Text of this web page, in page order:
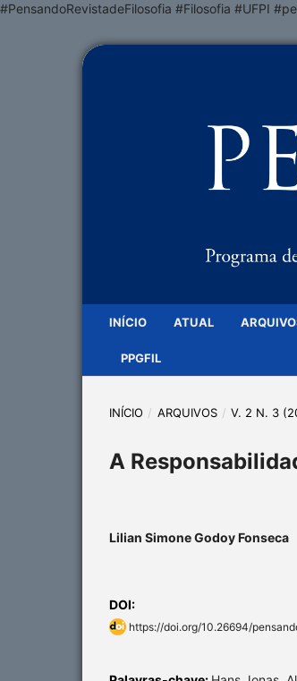
#PensandoRevistadeFilosofia #Filosofia #UFPI
INÍCIO ATUAL
PPGFIL
INÍCIO / ARQUIVOS / V. 2 N. 3
A
Lilian Simone Godoy Fonseca
DOI:
https://doi.org/10.26694/